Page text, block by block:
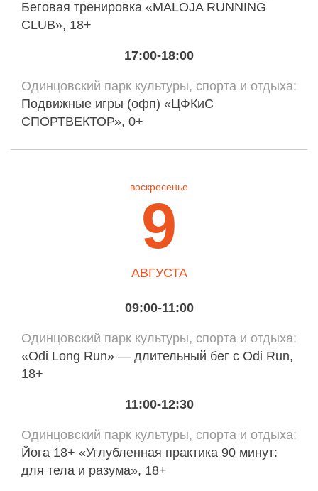
Беговая тренировка «MALOJA RUNNING
CLUB», 18+
17:00-18:00
Одинцовский парк культуры, спорта и отдыха
Подвижные игры (офп) «ЦФКиС
СПОРТВЕКТОР», 0+
воскресенье
9
АВГУСТА
09:00-11:00
Одинцовский парк культуры, спорта и отдыха
«Odi Long Run» — длительный бег с Odi Run,
18+
11:00-12:30
Одинцовский парк культуры, спорта и отдыха
Йога 18+ «Углубленная практика 90 минут:
для тела и разума», 18+